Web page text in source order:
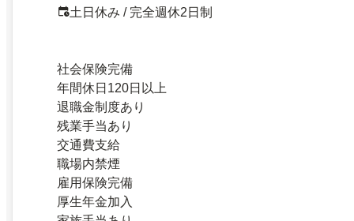
土日休み / 完全週休2日制
社会保険完備
年間休日120日以上
退職金制度あり
残業手当あり
交通費支給
職場内禁煙
雇用保険完備
厚生年金加入